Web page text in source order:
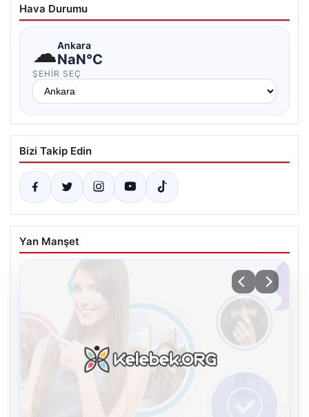
Hava Durumu
☁Ankara
NaN°C
ŞEHIR SEÇ
Bizi Takip Edin
Yan Manşet